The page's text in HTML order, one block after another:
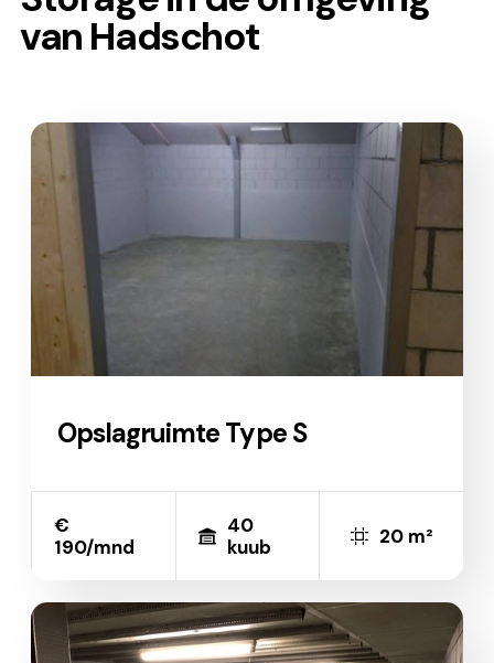
van Hadschot
Opslagruimte Type S
€
190/mnd
40
kuub
20 m²